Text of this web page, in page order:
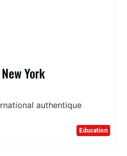
York
authentique
Education